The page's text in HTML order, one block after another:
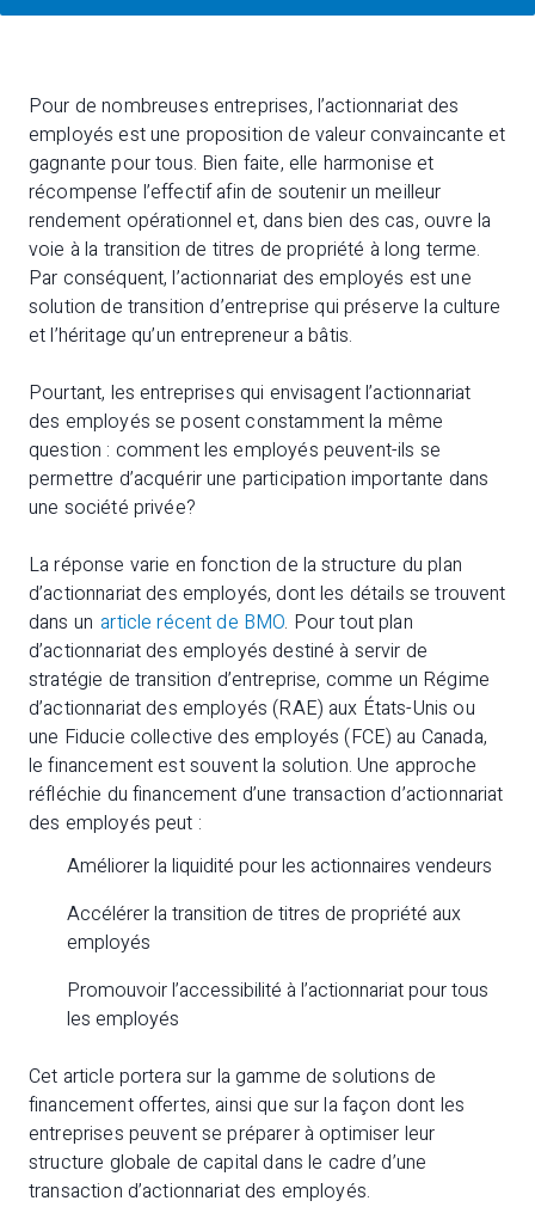
Pour de nombreuses entreprises, l’actionnariat des
employés est une proposition de valeur convaincante et
gagnante pour tous. Bien faite, elle harmonise et
récompense l’effectif afin de soutenir un meilleur
rendement opérationnel et, dans bien des cas, ouvre la
voie à la transition de titres de propriété à long terme.
Par conséquent, l’actionnariat des employés est une
solution de transition d’entreprise qui préserve la culture
et l’héritage qu’un entrepreneur a bâtis.
Pourtant, les entreprises qui envisagent l’actionnariat
des employés se posent constamment la même
question : comment les employés peuvent-ils se
permettre d’acquérir une participation importante dans
une société privée?
La réponse varie en fonction de la structure du plan
d’actionnariat des employés, dont les détails se trouvent
dans un article récent de BMO. Pour tout plan
d’actionnariat des employés destiné à servir de
stratégie de transition d’entreprise, comme un Régime
d’actionnariat des employés (RAE) aux États-Unis ou
une Fiducie collective des employés (FCE) au Canada,
le financement est souvent la solution. Une approche
réfléchie du financement d’une transaction d’actionnariat
des employés peut :
Améliorer la liquidité pour les actionnaires vendeurs
Accélérer la transition de titres de propriété aux
employés
Promouvoir l’accessibilité à l’actionnariat pour tous
les employés
Cet article portera sur la gamme de solutions de
financement offertes, ainsi que sur la façon dont les
entreprises peuvent se préparer à optimiser leur
structure globale de capital dans le cadre d’une
transaction d’actionnariat des employés.